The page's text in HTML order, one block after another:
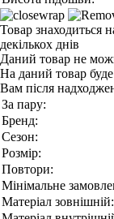
Товар знаходиться
декількох днів
Даний товар не
На даний товар
Вам після
За пару:
Бренд:
Сезон:
Розмір:
Повтори:
Мінімальне
Матеріал зовнішній: